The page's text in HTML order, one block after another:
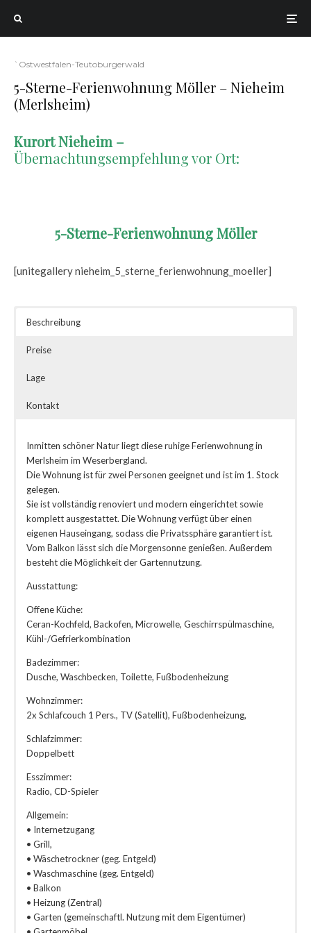
`Ostwestfalen-Teutoburgerwald
5-Sterne-Ferienwohnung Möller – Nieheim
(Merlsheim)
Kurort Nieheim –
Übernachtungsempfehlung vor Ort:
5-Sterne-Ferienwohnung Möller
[unitegallery nieheim_5_sterne_ferienwohnung_moeller]
Beschreibung
Preise
Lage
Kontakt
Inmitten schöner Natur liegt diese ruhige Ferienwohnung in
Merlsheim im Weserbergland.
Die Wohnung ist für zwei Personen geeignet und ist im 1. Stock
gelegen.
Sie ist vollständig renoviert und modern eingerichtet sowie
komplett ausgestattet. Die Wohnung verfügt über einen
eigenen Hauseingang, sodass die Privatssphäre garantiert ist.
Vom Balkon lässt sich die Morgensonne genießen. Außerdem
besteht die Möglichkeit der Gartennutzung.
Ausstattung:
Offene Küche:
Ceran-Kochfeld, Backofen, Microwelle, Geschirrspülmaschine,
Kühl-/Gefrierkombination
Badezimmer:
Dusche, Waschbecken, Toilette, Fußbodenheizung
Wohnzimmer:
2x Schlafcouch 1 Pers., TV (Satellit), Fußbodenheizung,
Schlafzimmer:
Doppelbett
Esszimmer:
Radio, CD-Spieler
Allgemein:
• Internetzugang
• Grill,
• Wäschetrockner (geg. Entgeld)
• Waschmaschine (geg. Entgeld)
• Balkon
• Heizung (Zentral)
• Garten (gemeinschaftl. Nutzung mit dem Eigentümer)